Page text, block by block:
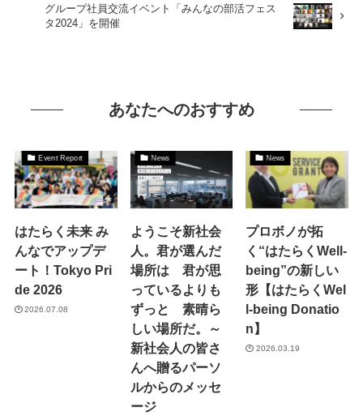
グループ社員交流イベント「みんなの部活フェス
タ2024」を開催
あなたへのおすすめ
Event Report
はたらく未来 み
んなでアップデ
ート！Tokyo Pri
de 2026
2026.07.08
News
ようこそ新社会
人。君が選んだ
場所は 君が思
っているよりも
ずっと 素晴ら
しい場所だ。～
新社会人の皆さ
んへ贈るパーソ
ルからのメッセ
ージ
News
プロボノが拓
く“はたらくWell-
being”の新しい
形【はたらくWel
l-being Donatio
n】
2026.03.19